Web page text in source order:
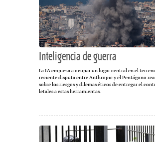
Inteligencia de guerra
La IA empieza a ocupar un lugar central en el
reciente disputa entre Anthropic y el Pentágono
sobre los riesgos y dilemas éticos de entregar el
letales a estas herramientas.